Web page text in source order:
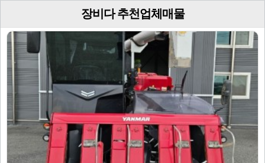
장비다 추천업체매물